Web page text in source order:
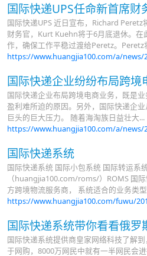
国际快递UPS任命新首席财
国际快递UPS 近日宣布，Richard
财务官，Kurt Kuehn将于6月底退休。
作，确保工作平稳过渡给Peretz。Peretz
https://www.huangjia100.com/a/news/
国际快递企业纷纷布局跨境
国际快递企业布局跨境电商业务，既是
盈利难所迫的原因。另外，国际快递企
巨头的巨大压力。 随着海淘族日益壮大...
https://www.huangjia100.com/a/news/
国际快递系统
国际快递系统 国际小包系统 国际转运系
（huangjia100.com/roms/）ROMS 国
方跨境物流服务商， 系统适合的业务类
https://www.huangjia100.com/fuwu/
国际快递系统带你看看俄罗
国际快递系统提供商皇家网络科技了解
于网购，8000万网民中就有一半网民会